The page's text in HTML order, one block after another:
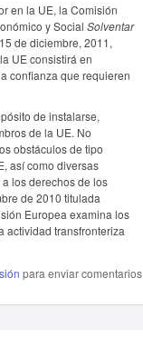
en la UE, la Comisión
y Social Solventar
de diciembre, 2011,
UE consistirá en
confianza que requieren
de instalarse,
de la UE. No
obstáculos de tipo
así como diversas
los derechos de los
de 2010 titulada
Europea examina los
actividad transfronteriza
para enviar comentarios